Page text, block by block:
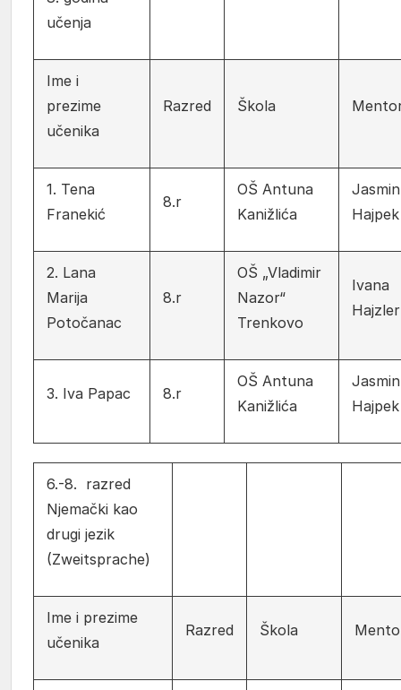
učenja
Ime i
prezime
učenika
Razred Škola
1. Tena
Franekić
8.r
OŠ Antuna
Kanižlića
Hajpek
2. Lana
Marija
Potočanac
8.r
OŠ „Vladimir
Nazor“
Trenkovo
Ivana
Hajzler
3. Iva Papac 8.r
OŠ Antuna
Kanižlića
Hajpek
6.-8. razred
Njemački kao
drugi jezik
(Zweitsprache)
Ime i prezime
učenika
Razred Škola